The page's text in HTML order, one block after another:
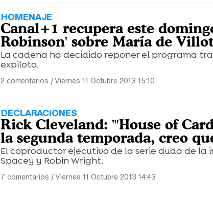
HOMENAJE
Canal+1 recupera este
Robinson' sobre María de
La cadena ha decidido reponer el programa
expiloto.
2 comentarios |Viernes 11 Octubre 2013 15:10
DECLARACIONES
Rick Cleveland: "'House of
la segunda temporada, creo
El coproductor ejecutivo de la serie duda de la
Spacey y Robin Wright.
7 comentarios |Viernes 11 Octubre 2013 14:43